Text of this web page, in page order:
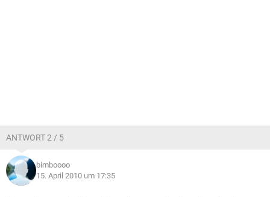
ANTWORT 2 / 5
bimboooo
15. April 2010 um 17:35